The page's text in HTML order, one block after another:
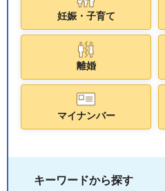
妊娠・子育て
離婚
マイナンバー
キーワードから探す